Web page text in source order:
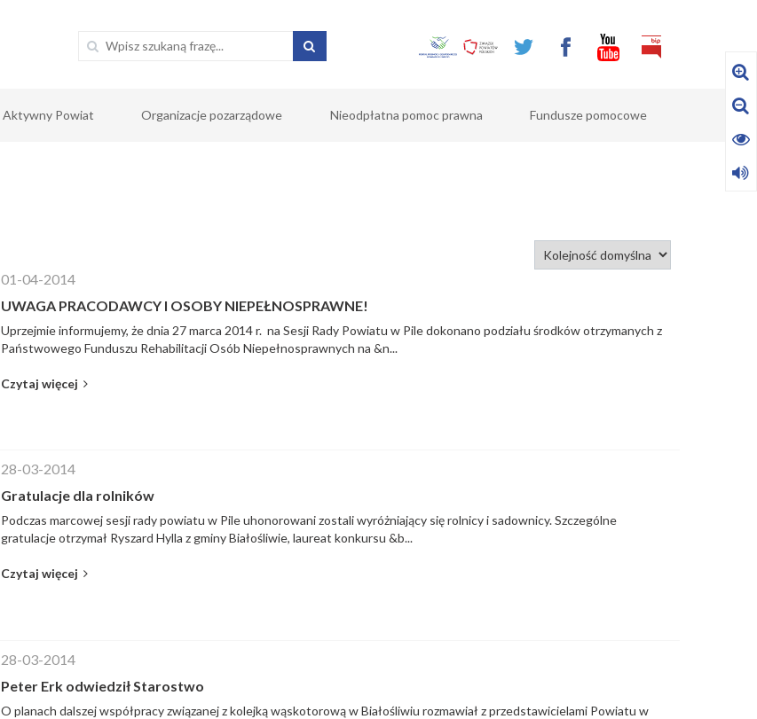
Aktywny Powiat Organizacje pozarządowe Nieodpłatna pomoc prawna Fundusze pomocowe
01-04-2014
UWAGA PRACODAWCY I OSOBY NIEPEŁNOSPRAWNE!
Uprzejmie informujemy, że dnia 27 marca 2014 r. na Sesji Rady Powiatu w Pile dokonano podziału środków otrzymanych z
Państwowego Funduszu Rehabilitacji Osób Niepełnosprawnych na &n...
Czytaj więcej
28-03-2014
Gratulacje dla rolników
Podczas marcowej sesji rady powiatu w Pile uhonorowani zostali wyróżniający się rolnicy i sadownicy. Szczególne
gratulacje otrzymał Ryszard Hylla z gminy Białośliwie, laureat konkursu &b...
Czytaj więcej
28-03-2014
Peter Erk odwiedził Starostwo
O planach dalszej współpracy związanej z kolejką wąskotorową w Białośliwiu rozmawiał z przedstawicielami Powiatu w